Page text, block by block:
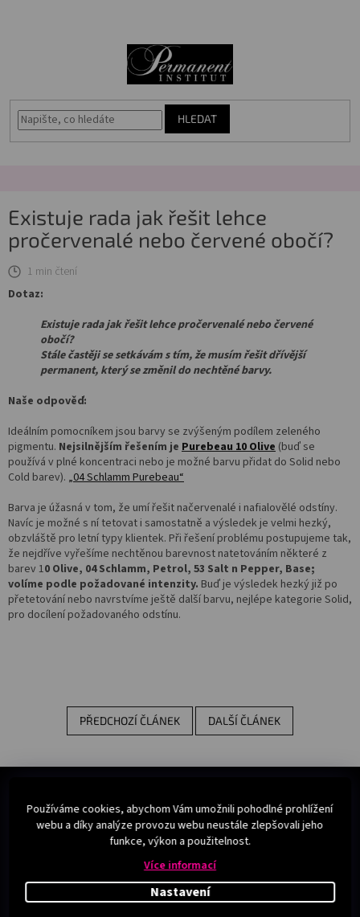
Používáme cookies, abychom Vám umožnili pohodlné prohlížení
webu a díky analýze provozu webu neustále zlepšovali jeho
funkce, výkon a použitelnost.
Více informací
Nastavení
HLEDAT
Permanentní
makeup
Péče
o
pleť
Poradna
Kurzy
Salony
Přihlášení
Existuje rada jak řešit lehce
pročervenalé nebo červené obočí?
1 min čtení
Dotaz:
Existuje rada jak řešit lehce pročervenalé nebo červené
obočí?
Stále častěji se setkávám s tím, že musím řešit dřívější
permanent, který se změnil do nechtěné barvy.
Naše odpověď:
Ideálním pomocníkem jsou barvy se zvýšeným podílem zeleného
pigmentu. Nejsilnějším řešením je Purebeau 10 Olive (buď se
používá v plné koncentraci nebo je možné barvu přidat do Solid nebo
Cold barev). „04 Schlamm Purebeau“
Barva je úžasná v tom, že umí řešit načervenalé i nafialovělé odstíny.
Navíc je možné s ní tetovat i samostatně a výsledek je velmi hezký,
obzvláště pro letní typy klientek. Při řešení problému postupujeme tak,
že nejdříve vyřešíme nechtěnou barevnost natetováním některé z
barev 10 Olive, 04 Schlamm, Petrol, 53 Salt n Pepper, Base;
volíme podle požadované intenzity. Buď je výsledek hezký již po
přetetování nebo navrstvíme ještě další barvu, nejlépe kategorie Solid,
pro docílení požadovaného odstínu.
PŘEDCHOZÍ ČLÁNEK DALŠÍ ČLÁNEK